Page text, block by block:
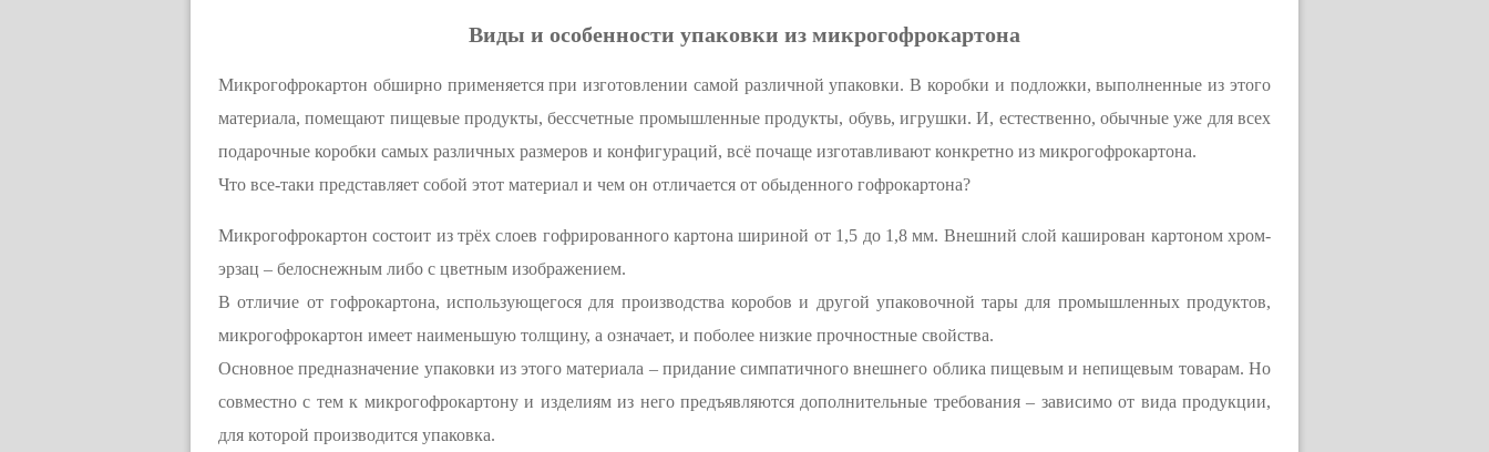
Виды и особенности упаковки из микрогофрокартона
Микрогофрокартон обширно применяется при изготовлении самой различной упаковки. В коробки и подложки, выполненные из этого
материала, помещают пищевые продукты, бессчетные промышленные продукты, обувь, игрушки. И, естественно, обычные уже для всех
подарочные коробки самых различных размеров и конфигураций, всё почаще изготавливают конкретно из микрогофрокартона.
Что все-таки представляет собой этот материал и чем он отличается от обыденного гофрокартона?
Микрогофрокартон состоит из трёх слоев гофрированного картона шириной от 1,5 до 1,8 мм. Внешний слой каширован картоном хром-
эрзац – белоснежным либо с цветным изображением.
В отличие от гофрокартона, использующегося для производства коробов и другой упаковочной тары для промышленных продуктов,
микрогофрокартон имеет наименьшую толщину, а означает, и поболее низкие прочностные свойства.
Основное предназначение упаковки из этого материала – придание симпатичного внешнего облика пищевым и непищевым товарам. Но
совместно с тем к микрогофрокартону и изделиям из него предъявляются дополнительные требования – зависимо от вида продукции,
для которой производится упаковка.